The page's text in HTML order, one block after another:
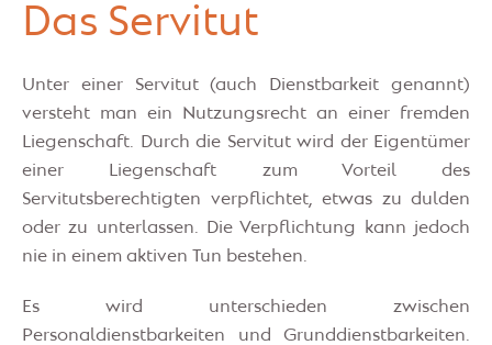
Das Servitut
Unter einer Servitut (auch Dienstbarkeit genannt)
versteht man ein Nutzungsrecht an einer fremden
Liegenschaft. Durch die Servitut wird der Eigentümer
einer Liegenschaft zum Vorteil des
Servitutsberechtigten verpflichtet, etwas zu dulden
oder zu unterlassen. Die Verpflichtung kann jedoch
nie in einem aktiven Tun bestehen.
Es wird unterschieden zwischen
Personaldienstbarkeiten und Grunddienstbarkeiten.